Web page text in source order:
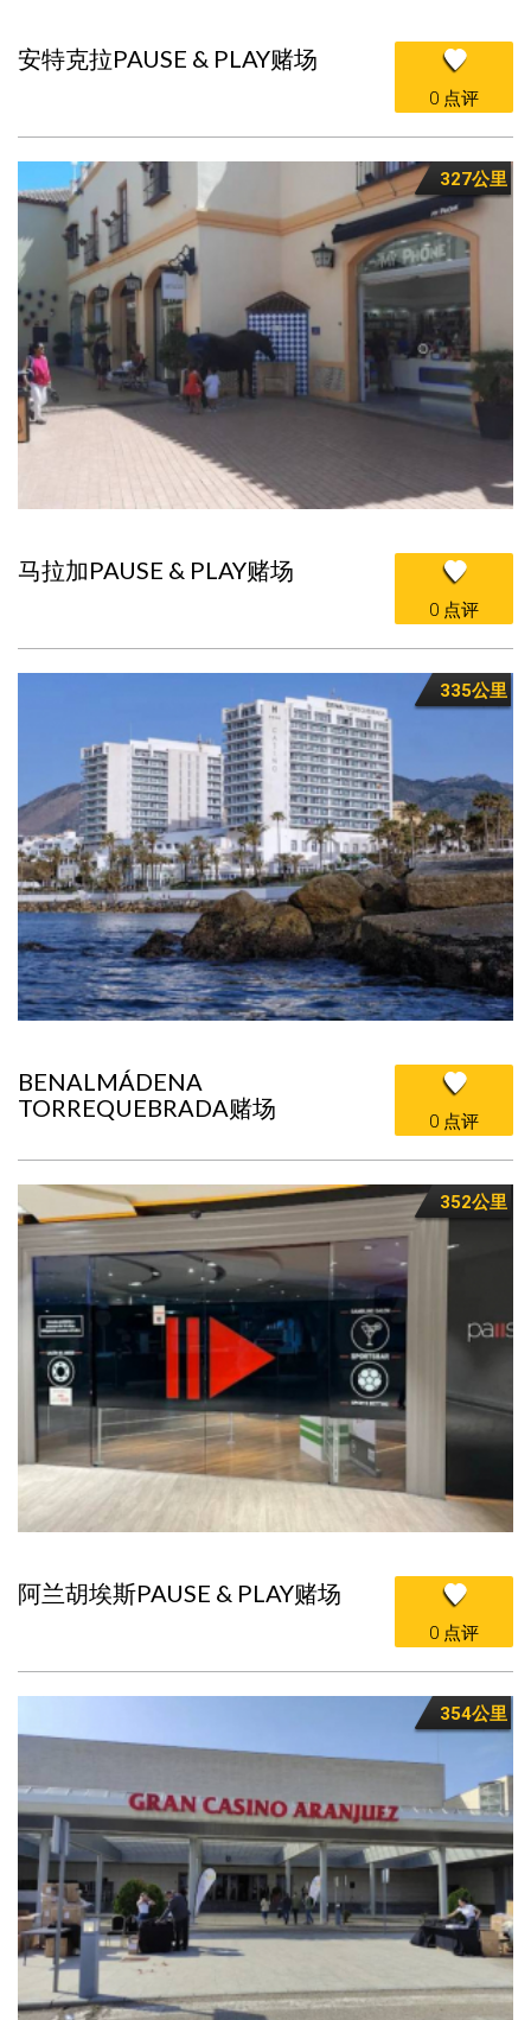
安特克拉PAUSE & PLAY赌场
0 点评
马拉加PAUSE & PLAY赌场
0 点评
327公里
BENALMÁDENA
TORREQUEBRADA赌场
0 点评
335公里
阿兰胡埃斯PAUSE & PLAY赌场
0 点评
352公里
354公里